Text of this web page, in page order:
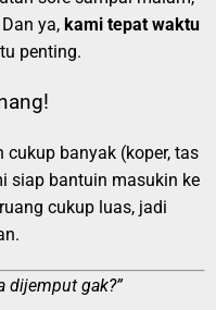
ya, kami tepat waktu
penting.
banyak (koper, tas
siap bantuin masukin ke
cukup luas, jadi
dijemput gak?”